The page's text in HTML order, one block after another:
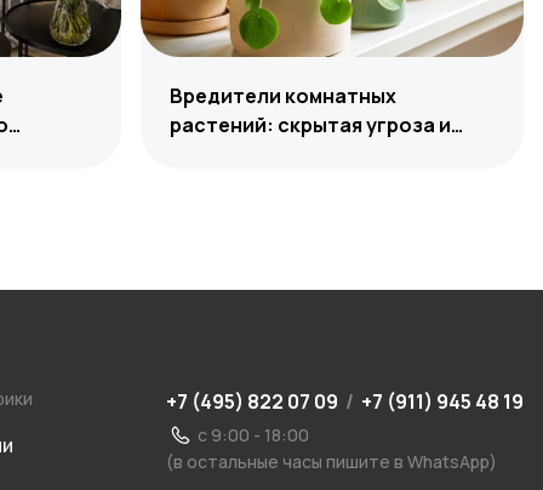
Вредители комнатных
растений: скрытая угроза и
+7 (495) 822 07 09 / +7 (911) 945 48 19
с 9:00 - 18:00
(в остальные часы пишите в WhatsApp)